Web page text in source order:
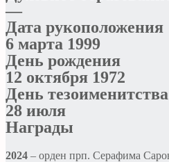
—
Дата рукоположения
6 марта 1999
День рождения
12 октября 1972
День тезоименитства
28 июля
Награды
2024 – орден прп. Серафима